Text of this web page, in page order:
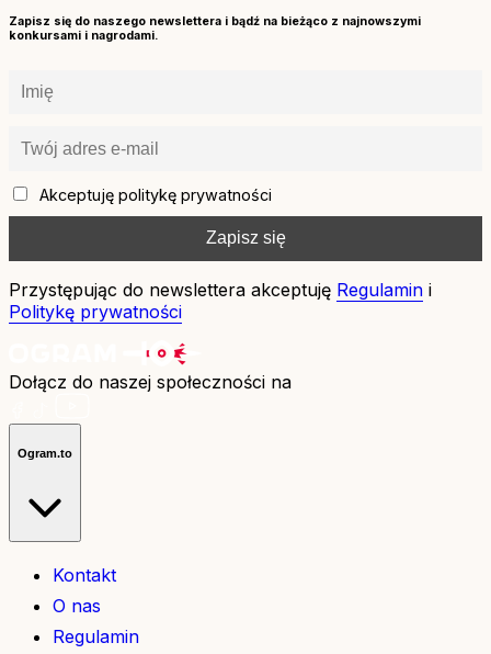
Zapisz się do naszego newslettera i bądź na bieżąco z najnowszymi
konkursami i nagrodami.
Akceptuję politykę prywatności
Przystępując do newslettera akceptuję Regulamin i
Politykę prywatności
Dołącz do naszej społeczności na
Ogram.to
Kontakt
O nas
Regulamin